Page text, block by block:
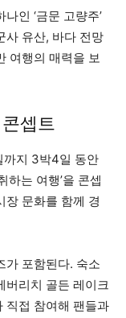
인 ‘금문 고량주’
사 유산, 바다 전망
여행의 매력을 보
셉트
까지 3박4일 동안
하는 여행’을 콘셉
장 문화를 함께 경
가 포함된다. 숙소
버리치 골든 레이크
직접 참여해 팬들과